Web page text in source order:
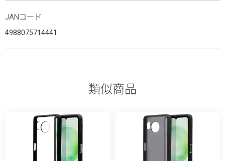
JANコード
4988075714441
類似商品